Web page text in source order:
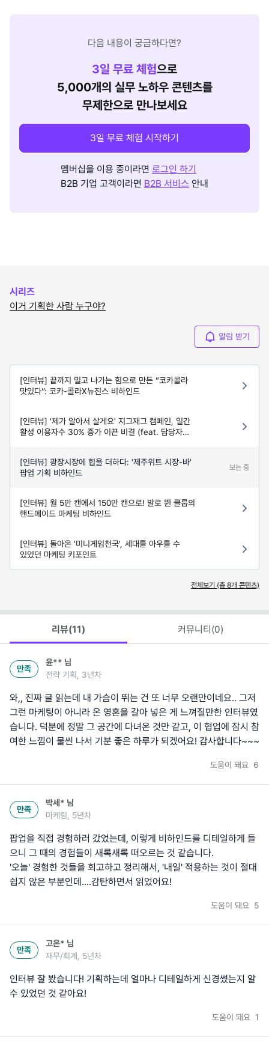
다음 내용이 궁금하다면?
3일 무료 체험으로
5,000개의 실무 노하우 콘텐츠를
무제한으로 만나보세요
3일 무료 체험 시작하기
멤버십을 이용 중이라면 로그인 하기
B2B 기업 고객이라면 B2B 서비스 안내
시리즈
이거 기획한 사람 누구야?
알림 받기
[인터뷰] 끝까지 밀고 나가는 힘으로 만든 “코카콜라
맛있다”: 코카-콜라X뉴진스 비하인드
[인터뷰] '제가 알아서 살게요' 지그재그 캠페인, 일간
활성 이용자수 30% 증가 이끈 비결 (feat. 담당자
[인터뷰] 광장시장에 힙을 더하다: '제주위트 시장-바'
팝업 기획 비하인드
보는 중
[인터뷰] 월 5만 캔에서 150만 캔으로! 발로 뛴 클룹의
핸드메이드 마케팅 비하인드
[인터뷰] 돌아온 '미니게임천국', 세대를 아우를 수
있었던 마케팅 키포인트
전체보기 (총 8개 콘텐츠)
리뷰(11) 커뮤니티(0)
만족
윤** 님
전략 기획, 3년차
와,, 진짜 글 읽는데 내 가슴이 뛰는 건 또 너무 오랜만이네요.. 그저
그런 마케팅이 아니라 온 영혼을 갈아 넣은 게 느껴질만한 인터뷰였
습니다. 덕분에 정말 그 공간에 다녀온 것만 같고, 이 협업에 잠시 참
여한 느낌이 물씬 나서 기분 좋은 하루가 되겠어요! 감사합니다~~~
도움이 돼요 6
만족
박세* 님
마케팅, 5년차
팝업을 직접 경험하러 갔었는데, 이렇게 비하인드를 디테일하게 들
으니 그 때의 경험들이 새록새록 떠오르는 것 같습니다.
'오늘' 경험한 것들을 회고하고 정리해서, '내일' 적용하는 것이 절대
쉽지 않은 부분인데....감탄하면서 읽었어요!
도움이 돼요 5
만족
고은* 님
재무/회계, 5년차
인터뷰 잘 봤습니다! 기획하는데 얼마나 디테일하게 신경썼는지 알
수 있었던 것 같아요!
도움이 돼요 1